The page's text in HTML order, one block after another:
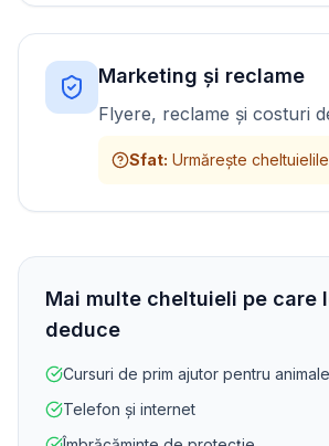
Marketing și reclame
Flyere, reclame și costuri
Sfat: Urmărește
Mai multe cheltuieli pe care
deduce
Cursuri de prim ajutor pentru animale
Telefon și internet